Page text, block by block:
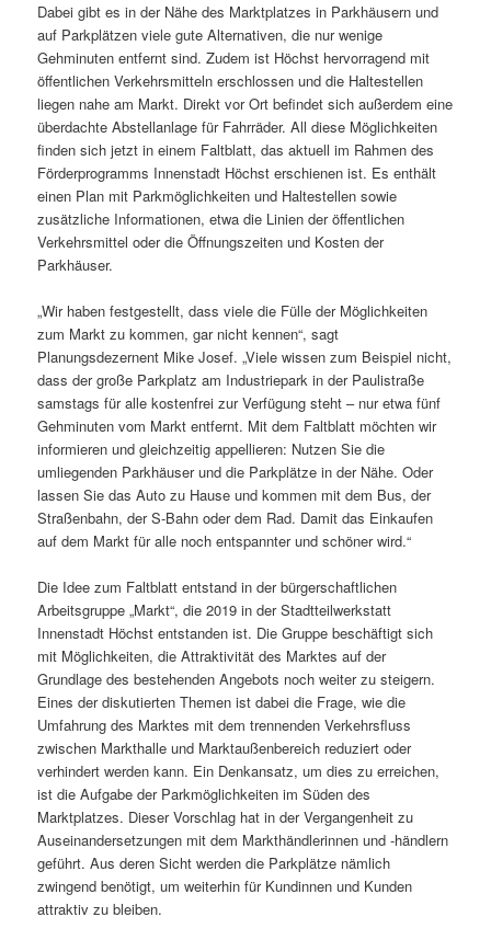
Dabei gibt es in der Nähe des Marktplatzes in Parkhäusern und
auf Parkplätzen viele gute Alternativen, die nur wenige
Gehminuten entfernt sind. Zudem ist Höchst hervorragend mit
öffentlichen Verkehrsmitteln erschlossen und die Haltestellen
liegen nahe am Markt. Direkt vor Ort befindet sich außerdem eine
überdachte Abstellanlage für Fahrräder. All diese Möglichkeiten
finden sich jetzt in einem Faltblatt, das aktuell im Rahmen des
Förderprogramms Innenstadt Höchst erschienen ist. Es enthält
einen Plan mit Parkmöglichkeiten und Haltestellen sowie
zusätzliche Informationen, etwa die Linien der öffentlichen
Verkehrsmittel oder die Öffnungszeiten und Kosten der
Parkhäuser.
„Wir haben festgestellt, dass viele die Fülle der Möglichkeiten
zum Markt zu kommen, gar nicht kennen“, sagt
Planungsdezernent Mike Josef. „Viele wissen zum Beispiel nicht,
dass der große Parkplatz am Industriepark in der Paulistraße
samstags für alle kostenfrei zur Verfügung steht – nur etwa fünf
Gehminuten vom Markt entfernt. Mit dem Faltblatt möchten wir
informieren und gleichzeitig appellieren: Nutzen Sie die
umliegenden Parkhäuser und die Parkplätze in der Nähe. Oder
lassen Sie das Auto zu Hause und kommen mit dem Bus, der
Straßenbahn, der S-Bahn oder dem Rad. Damit das Einkaufen
auf dem Markt für alle noch entspannter und schöner wird.“
Die Idee zum Faltblatt entstand in der bürgerschaftlichen
Arbeitsgruppe „Markt“, die 2019 in der Stadtteilwerkstatt
Innenstadt Höchst entstanden ist. Die Gruppe beschäftigt sich
mit Möglichkeiten, die Attraktivität des Marktes auf der
Grundlage des bestehenden Angebots noch weiter zu steigern.
Eines der diskutierten Themen ist dabei die Frage, wie die
Umfahrung des Marktes mit dem trennenden Verkehrsfluss
zwischen Markthalle und Marktaußenbereich reduziert oder
verhindert werden kann. Ein Denkansatz, um dies zu erreichen,
ist die Aufgabe der Parkmöglichkeiten im Süden des
Marktplatzes. Dieser Vorschlag hat in der Vergangenheit zu
Auseinandersetzungen mit dem Markthändlerinnen und -händlern
geführt. Aus deren Sicht werden die Parkplätze nämlich
zwingend benötigt, um weiterhin für Kundinnen und Kunden
attraktiv zu bleiben.